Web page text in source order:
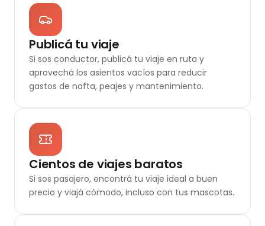
Publicá tu viaje
Si sos conductor, publicá tu viaje en ruta y
aprovechá los asientos vacíos para reducir
gastos de nafta, peajes y mantenimiento.
Cientos de viajes baratos
Si sos pasajero, encontrá tu viaje ideal a buen
precio y viajá cómodo, incluso con tus mascotas.